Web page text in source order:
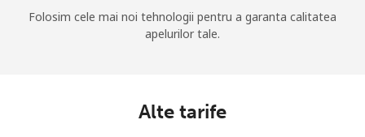
Folosim cele mai noi tehnologii pentru a garanta calitatea
apelurilor tale.
Alte tarife